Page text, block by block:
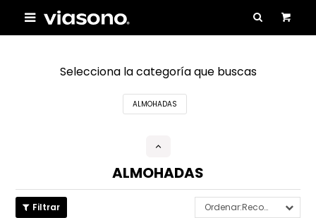

Selecciona la categoría que buscas
ALMOHADAS
ALMOHADAS
Recomendados